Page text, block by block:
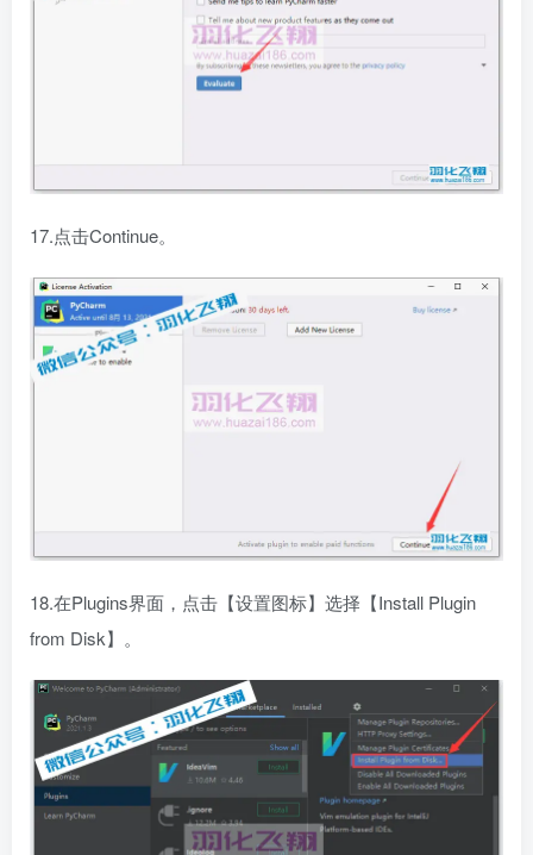
17.点击Continue。
18.在Plugins界面，点击【设置图标】选择【Install Plugin
from Disk】。